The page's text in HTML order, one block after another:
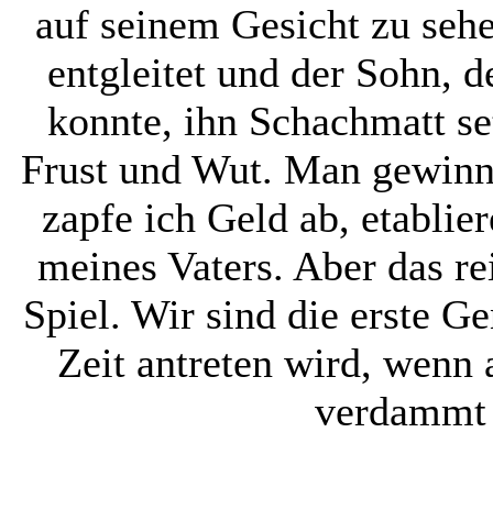
auf seinem Gesicht zu
entgleitet und der Sohn,
konnte, ihn Schachmatt
Frust und Wut. Man
zapfe ich Geld ab,
meines Vaters. Aber das
Spiel. Wir sind die erste
Zeit antreten wird, wenn